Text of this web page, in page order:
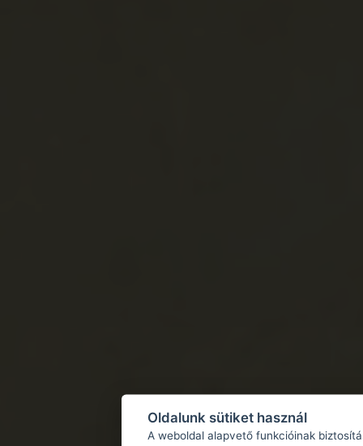
Oldalunk sütiket használ
A weboldal alapvető funkcióinak